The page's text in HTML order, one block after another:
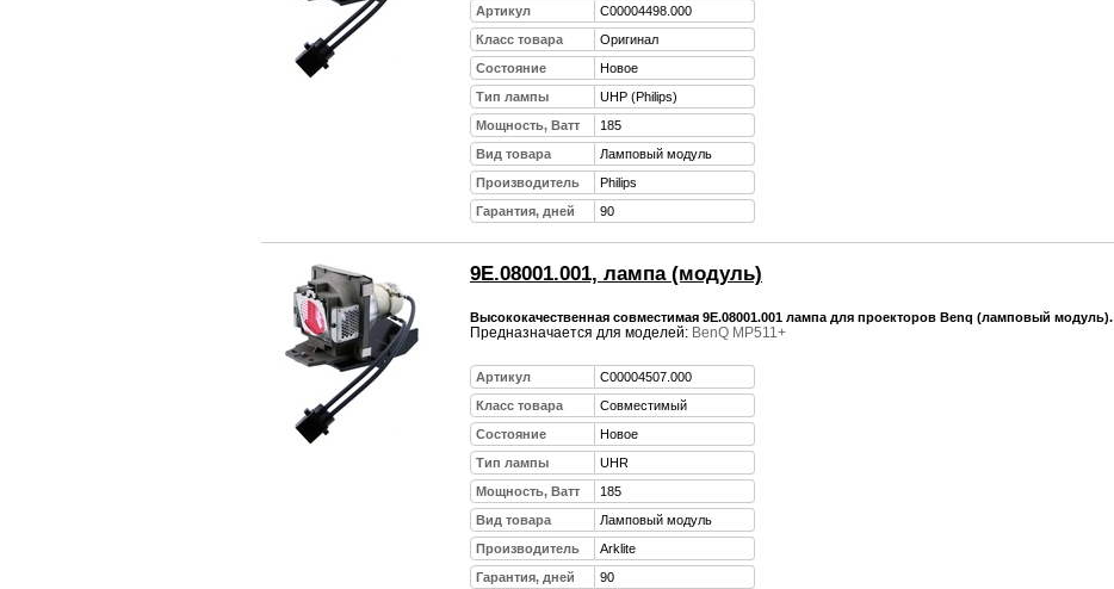
Артикул
C00004498.000
Класс товара
Оригинал
Состояние
Новое
Тип лампы
UHP (Philips)
Мощность, Ватт
185
Вид товара
Ламповый модуль
Производитель
Philips
Гарантия, дней
90
9E.08001.001, лампа (модуль)
Высококачественная совместимая 9E.08001.001 лампа для проекторов Benq (ламповый модуль).
Предназначается для моделей: BenQ MP511+
Артикул
C00004507.000
Класс товара
Совместимый
Состояние
Новое
Тип лампы
UHR
Мощность, Ватт
185
Вид товара
Ламповый модуль
Производитель
Arklite
Гарантия, дней
90